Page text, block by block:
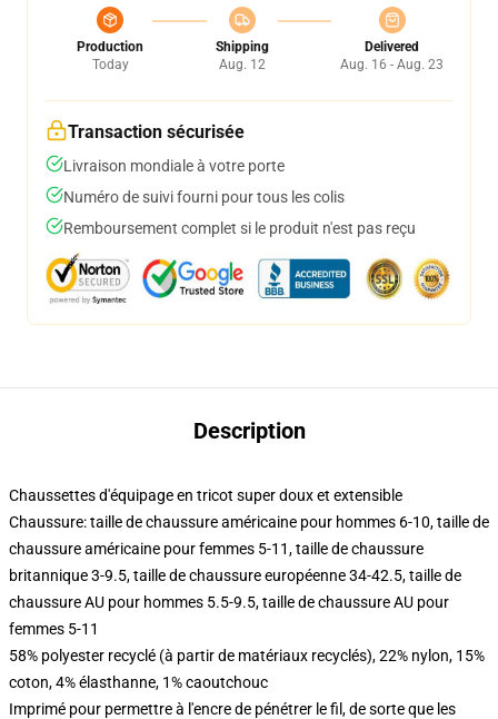
Production
Today
Shipping
Aug. 12
Delivered
Aug. 16 - Aug. 23
Transaction sécurisée
Livraison mondiale à votre porte
Numéro de suivi fourni pour tous les colis
Remboursement complet si le produit n'est pas reçu
Description
Chaussettes d'équipage en tricot super doux et extensible
Chaussure: taille de chaussure américaine pour hommes 6-10, taille de
chaussure américaine pour femmes 5-11, taille de chaussure
britannique 3-9.5, taille de chaussure européenne 34-42.5, taille de
chaussure AU pour hommes 5.5-9.5, taille de chaussure AU pour
femmes 5-11
58% polyester recyclé (à partir de matériaux recyclés), 22% nylon, 15%
coton, 4% élasthanne, 1% caoutchouc
Imprimé pour permettre à l'encre de pénétrer le fil, de sorte que les